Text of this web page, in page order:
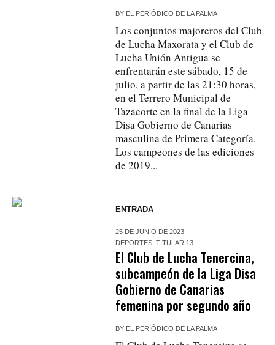
BY EL PERIÓDICO DE LA PALMA
Los conjuntos majoreros del Club
de Lucha Maxorata y el Club de
Lucha Unión Antigua se
enfrentarán este sábado, 15 de
julio, a partir de las 21:30 horas,
en el Terrero Municipal de
Tazacorte en la final de la Liga
Disa Gobierno de Canarias
masculina de Primera Categoría.
Los campeones de las ediciones
de 2019...
ENTRADA
25 DE JUNIO DE 2023
DEPORTES ,TITULAR 13
El Club de Lucha Tenercina,
subcampeón de la Liga Disa
Gobierno de Canarias
femenina por segundo año
BY EL PERIÓDICO DE LA PALMA